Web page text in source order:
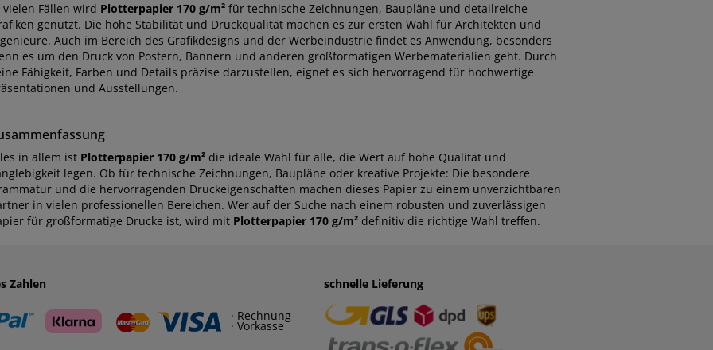
vielen Fällen wird Plotterpapier 170 g/m²für technische Zeichnungen, Baupläne und detailreiche
genutzt. Die hohe Stabilität und Druckqualität machen es zur ersten Wahl für Architekten und
Auch im Bereich des Grafikdesigns und der Werbeindustrie findet es Anwendung, besonders
es um den Druck von Postern, Bannern und anderen großformatigen Werbematerialien geht. Durch
Fähigkeit, Farben und Details präzise darzustellen, eignet es sich hervorragend für hochwertige
und Ausstellungen.
in allem ist Plotterpapier 170 g/m²die ideale Wahl für alle, die Wert auf hohe Qualität und
legen. Ob für technische Zeichnungen, Baupläne oder kreative Projekte: Die besondere
und die hervorragenden Druckeigenschaften machen dieses Papier zu einem unverzichtbaren
in vielen professionellen Bereichen. Wer auf der Suche nach einem robusten und zuverlässigen
für großformatige Drucke ist, wird mit Plotterpapier 170 g/m²definitiv die richtige Wahl treffen.
Zahlen
· Rechnung
· Vorkasse
schnelle Lieferung